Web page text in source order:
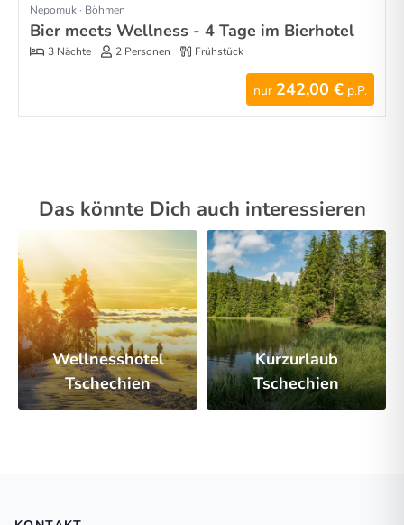
Nepomuk · Böhmen
Bier meets Wellness - 4 Tage im Bierhotel
3 Nächte 2 Personen Frühstück
nur 242,00 € p.P.
Das könnte Dich auch interessieren
Wellnesshotel
Tschechien
Kurzurlaub
Tschechien